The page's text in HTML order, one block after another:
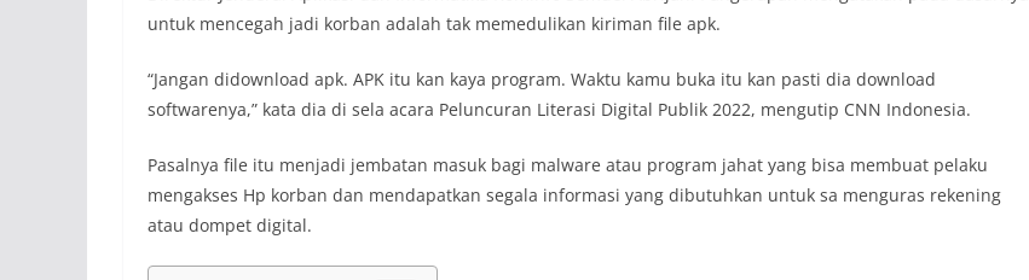
untuk mencegah jadi korban adalah tak memedulikan kiriman file apk.
“Jangan didownload apk. APK itu kan kaya program. Waktu kamu buka itu kan pasti dia download
softwarenya,” kata dia di sela acara Peluncuran Literasi Digital Publik 2022, mengutip CNN Indonesia.
Pasalnya file itu menjadi jembatan masuk bagi malware atau program jahat yang bisa membuat pelaku
mengakses Hp korban dan mendapatkan segala informasi yang dibutuhkan untuk sa menguras rekening
atau dompet digital.